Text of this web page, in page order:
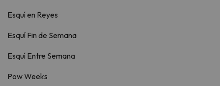
Esquí en Reyes
Esquí Fin de Semana
Esquí Entre Semana
Pow Weeks